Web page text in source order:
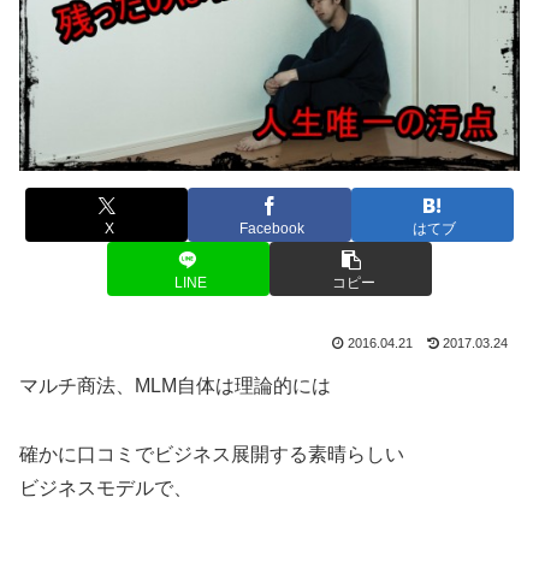
X Facebook はてブ
LINE コピー
2016.04.21 2017.03.24
マルチ商法、MLM自体は理論的には
確かに口コミでビジネス展開する素晴らしい
ビジネスモデルで、